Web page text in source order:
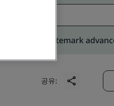
Kitemark
공유: